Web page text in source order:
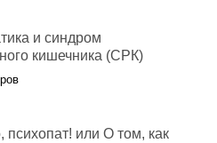
и синдром
кишечника (СРК)
психопат! или О том, как